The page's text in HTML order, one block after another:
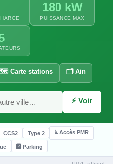
180 kW
PUISSANCE MAX
🗺️ Carte stations 🗂️ Ain
⚡ Voir
CCS2 Type 2 ♿ Accès PMR
🅿️ Parking